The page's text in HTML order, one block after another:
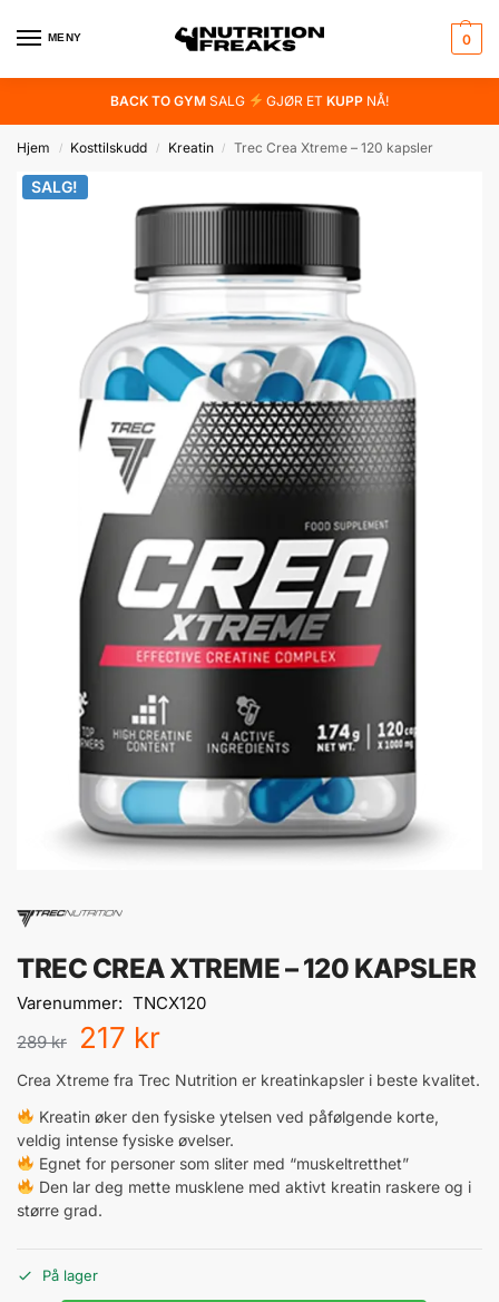
MENY 0
BACK TO GYMSALG GJØR ET KUPP NÅ!
Hjem / Kosttilskudd / Kreatin / Trec Crea Xtreme – 120 kapsler
SALG!
TREC CREA XTREME – 120 KAPSLER
Varenummer: TNCX120
289kr 217 kr
Crea Xtreme fra Trec Nutrition er kreatinkapsler i beste kvalitet.
Kreatin øker den fysiske ytelsen ved påfølgende korte,
veldig intense fysiske øvelser.
Egnet for personer som sliter med “muskeltretthet”
Den lar deg mette musklene med aktivt kreatin raskere og i
større grad.
På lager